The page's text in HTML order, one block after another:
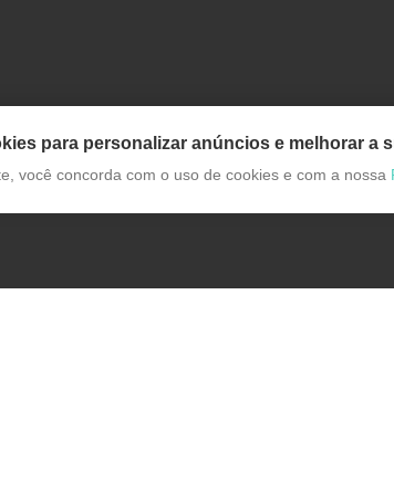
para personalizar anúncios e melhorar a
você concorda com o uso de cookies e com a nossa